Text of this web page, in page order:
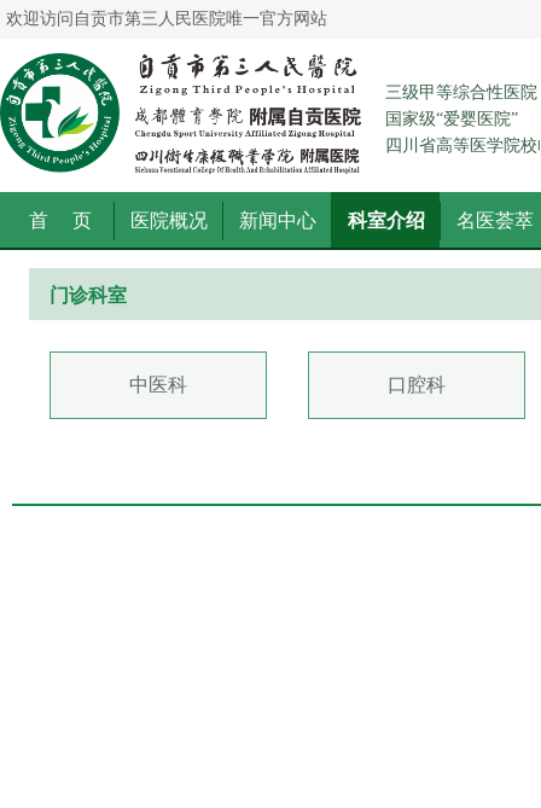
欢迎访问自贡市第三人民医院唯一官方网站
三级甲等综合性医院
国家级“爱婴医院”
四川省高等医学院
首 页 医院概况 新闻中心 科室介绍 名医荟萃
门诊科室
中医科 口腔科